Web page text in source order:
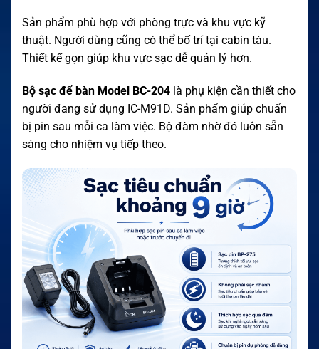
Sản phẩm phù hợp với phòng trực và khu vực kỹ
thuật. Người dùng cũng có thể bố trí tại cabin tàu.
Thiết kế gọn giúp khu vực sạc dễ quản lý hơn.
Bộ sạc để bàn Model BC-204 là phụ kiện cần thiết cho
người đang sử dụng IC-M91D. Sản phẩm giúp chuẩn
bị pin sau mỗi ca làm việc. Bộ đàm nhờ đó luôn sẵn
sàng cho nhiệm vụ tiếp theo.